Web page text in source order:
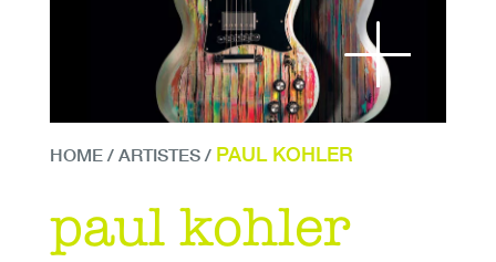
HOME/ ARTISTES/ PAUL KOHLER
paul kohler